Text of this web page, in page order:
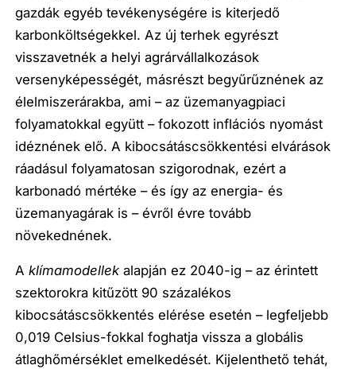
gazdák egyéb tevékenységére is kiterjedő
karbonköltségekkel. Az új terhek egyrészt
visszavetnék a helyi agrárvállalkozások
versenyképességét, másrészt begyűrűznének az
élelmiszerárakba, ami – az üzemanyagpiaci
folyamatokkal együtt – fokozott inflációs nyomást
idéznének elő. A kibocsátáscsökkentési elvárások
ráadásul folyamatosan szigorodnak, ezért a
karbonadó mértéke – és így az energia- és
üzemanyagárak is – évről évre tovább
növekednének.
Aklímamodellek alapján ez 2040-ig – az érintett
szektorokra kitűzött 90 százalékos
kibocsátáscsökkentés elérése esetén – legfeljebb
0,019 Celsius-fokkal foghatja vissza a globális
átlaghőmérséklet emelkedését. Kijelenthető tehát,